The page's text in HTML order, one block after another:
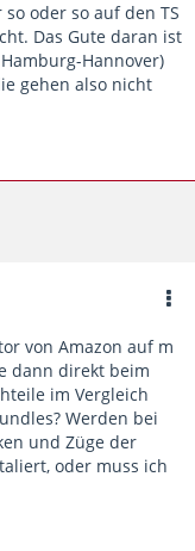
oder so auf den TS
Das Gute daran ist
Hannover)
gehen also nicht
von Amazon auf m
dann direkt beim
im Vergleich
Werden bei
und Züge der
oder muss ich